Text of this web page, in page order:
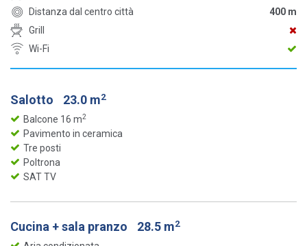
Distanza dal centro città
400 m
Grill
Wi-Fi
Salotto 23.0 m2
Balcone 16 m2
Pavimento in ceramica
Tre posti
Poltrona
SAT TV
Cucina + sala pranzo 28.5 m2